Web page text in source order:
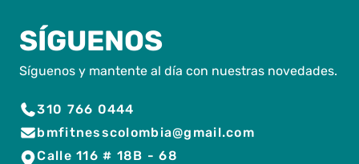
SÍGUENOS
Síguenos y mantente al día con nuestras novedades.
310 766 0444
bmfitnesscolombia@gmail.com
Calle 116 # 18B - 68